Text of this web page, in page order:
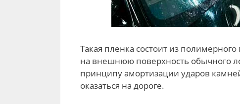
Такая пленка состоит из
на внешнюю поверхность обычного
принципу амортизации ударов
оказаться на дороге.